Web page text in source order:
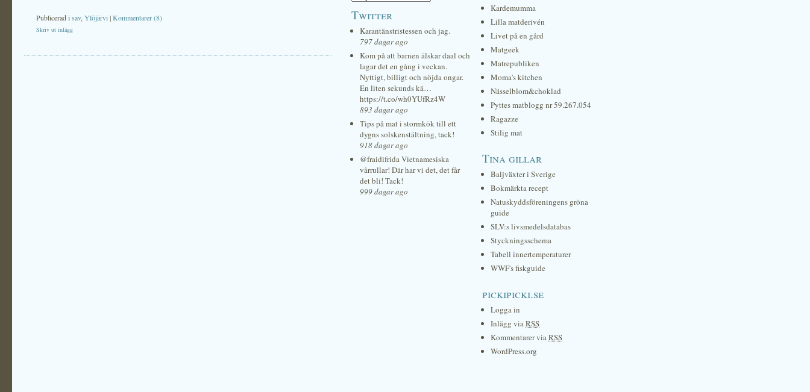
Publicerad isav, Ylöjärvi|Kommentarer (8)
Skriv ut inlägg
Twitter
Karantänstristessen och jag.
797 dagar ago
Kom på att barnen älskar daal och
lagar det en gång i veckan.
Nyttigt, billigt och nöjda ongar.
En liten sekunds kä…
https://t.co/wh0YUfRz4W
893 dagar ago
Tips på mat i stormkök till ett
dygns solskenstältning, tack!
918 dagar ago
@fraidifrida Vietnamesiska
vårrullar! Där har vi det, det får
det bli! Tack!
999 dagar ago
Kardemumma
Lilla matderivén
Livet på en gård
Matgeek
Matrepubliken
Moma's kitchen
Nässelblom&choklad
Pyttes matblogg nr 59.267.054
Ragazze
Stilig mat
Tina gillar
Baljväxter i Sverige
Bokmärkta recept
Natuskyddsföreningens gröna
guide
SLV:s livsmedelsdatabas
Styckningsschema
Tabell innertemperaturer
WWF's fiskguide
pickipicki.se
Logga in
Inlägg viaRSS
Kommentarer viaRSS
WordPress.org